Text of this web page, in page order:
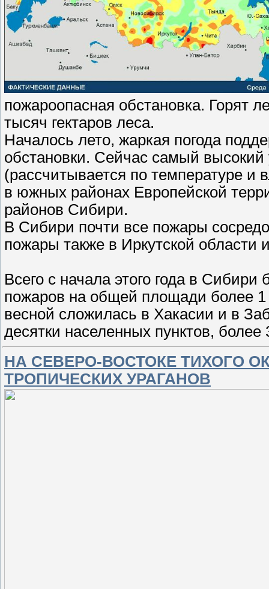
пожароопасная обстановка. Горят
тысяч гектаров леса.
Началось лето, жаркая погода
обстановки. Сейчас самый
(рассчитывается по температуре и
в южных районах Европейской
районов Сибири.
В Сибири почти все пожары
пожары также в Иркутской области
Всего с начала этого года в
пожаров на общей площади более
весной сложилась в Хакасии и в
десятки населенных пунктов, более
НА СЕВЕРО-ВОСТОКЕ ТИХОГО
ТРОПИЧЕСКИХ УРАГАНОВ